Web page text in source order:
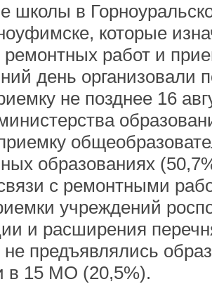
школы в
которые
работ и
день организовали
не позднее 16
образованиях
с ремонтными
учреждений
и расширения
не предъявлялись
в 15 МО (20,5%).